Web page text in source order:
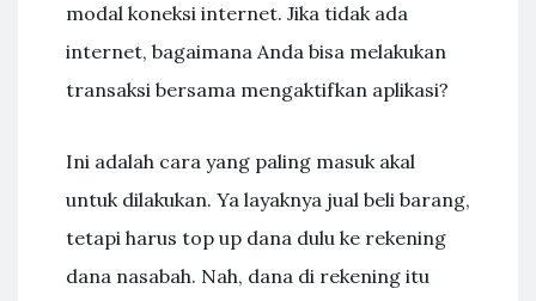
modal koneksi internet. Jika tidak ada
internet, bagaimana Anda bisa melakukan
transaksi bersama mengaktifkan aplikasi?
Ini adalah cara yang paling masuk akal
untuk dilakukan. Ya layaknya jual beli barang,
tetapi harus top up dana dulu ke rekening
dana nasabah. Nah, dana di rekening itu